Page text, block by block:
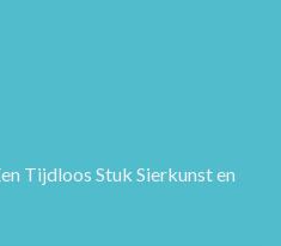
Tijdloos Stuk Sierkunst en